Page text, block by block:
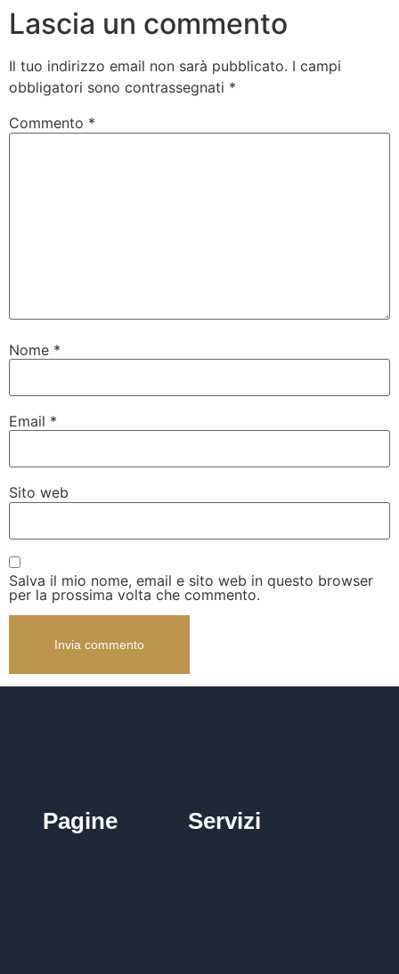
Lascia un commento
Il tuo indirizzo email non sarà pubblicato. I campi
obbligatori sono contrassegnati *
Commento *
Nome *
Email *
Sito web
Salva il mio nome, email e sito web in questo browser
per la prossima volta che commento.
Pagine Servizi